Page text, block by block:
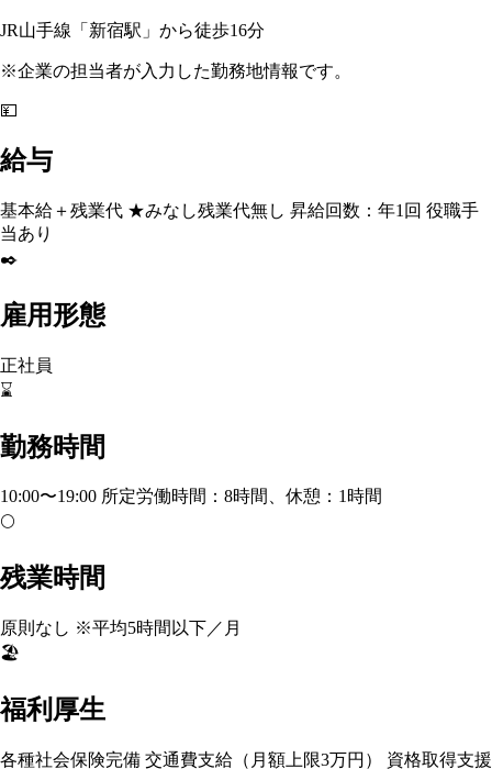
JR山手線「新宿駅」から徒歩16分
※企業の担当者が入力した勤務地情報です。
💴
給与
基本給＋残業代 ★みなし残業代無し 昇給回数：年1回 役職手
当あり
✒️
雇用形態
正社員
⌛
勤務時間
10:00〜19:00 所定労働時間：8時間、休憩：1時間
🌕
残業時間
原則なし ※平均5時間以下／月
🏖️
福利厚生
各種社会保険完備 交通費支給（月額上限3万円） 資格取得支援